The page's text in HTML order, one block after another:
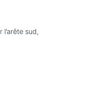
l'arête sud,